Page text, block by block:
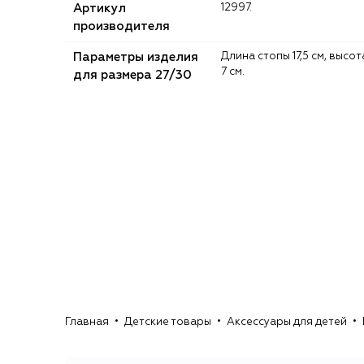
Артикул
производителя
12997.
Параметры изделия
для размера 27/30
Длина стопы 17,5 см, высота
7 см.
Главная Детские товары Аксессуары для детей